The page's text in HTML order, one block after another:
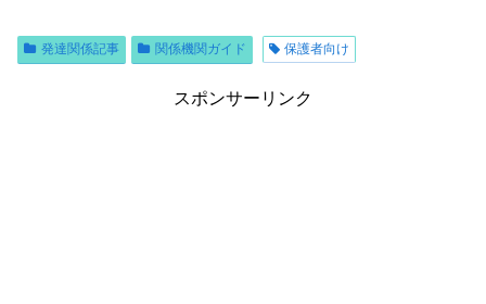
発達関係記事 関係機関ガイド 保護者向け
スポンサーリンク